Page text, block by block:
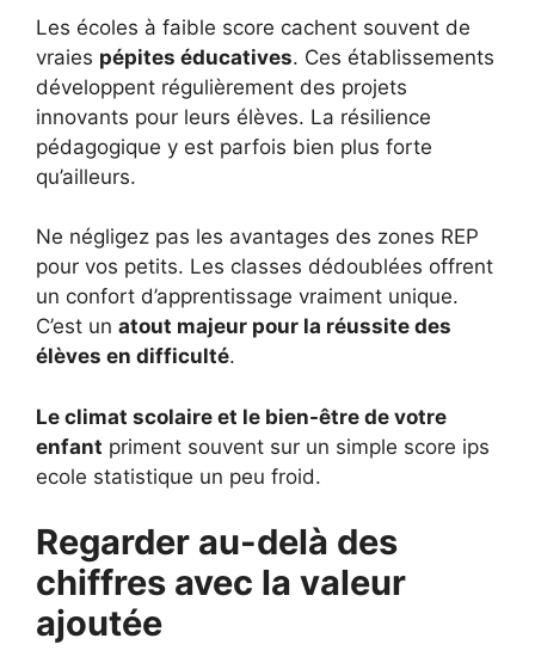
Les écoles à faible score cachent souvent de
vraies pépites éducatives. Ces établissements
développent régulièrement des projets
innovants pour leurs élèves. La résilience
pédagogique y est parfois bien plus forte
qu’ailleurs.
Ne négligez pas les avantages des zones REP
pour vos petits. Les classes dédoublées offrent
un confort d’apprentissage vraiment unique.
C’est un atout majeur pour la réussite des
élèves en difficulté.
Le climat scolaire et le bien-être de votre
enfant priment souvent sur un simple score ips
ecole statistique un peu froid.
Regarder au-delà des
chiffres avec la valeur
ajoutée